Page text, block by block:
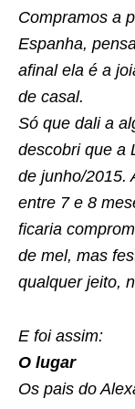
Compramos a
Espanha,
afinal ela é a
de casal.
Só que dali a
descobri que a
de junho/2015.
entre 7 e 8
ficaria
de mel, mas
qualquer jeito,
E foi assim:
O lugar
Os pais do